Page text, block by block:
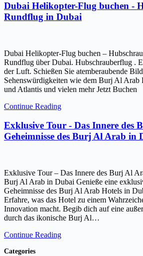
Dubai Helikopter-Flug buchen -
Rundflug in Dubai
Dubai Helikopter-Flug buchen –
Rundflug über Dubai. Hubschrauberflug .
der Luft. Schießen Sie atemberaubende
Sehenswürdigkeiten wie dem Burj Al Arab
und Atlantis und vielen mehr Jetzt Buchen
Continue Reading
Exklusive Tour - Das Innere des
Geheimnisse des Burj Al Arab in
Exklusive Tour – Das Innere des Burj Al
Burj Al Arab in Dubai Genieße eine
Geheimnisse des Burj Al Arab Hotels in
Erfahre, was das Hotel zu einem
Innovation macht. Begib dich auf eine
durch das ikonische Burj Al…
Continue Reading
Categories